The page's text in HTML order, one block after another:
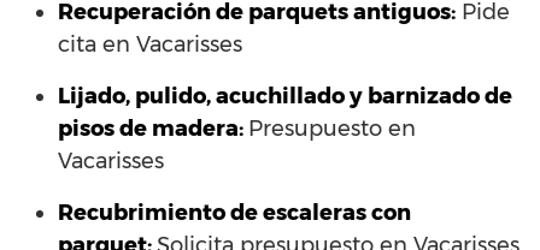
Recuperación de parquets antiguos: Pide
cita en Vacarisses
Lijado, pulido, acuchillado y barnizado de
pisos de madera: Presupuesto en
Vacarisses
Recubrimiento de escaleras con